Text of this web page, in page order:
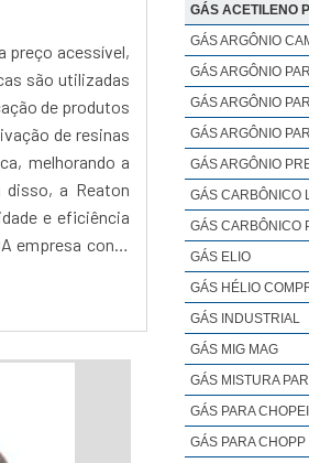
preço acessível,
são utilizadas
de produtos
de resinas
melhorando a
a Reaton
e eficiência
empresa conta
garantindo a
oferece preços
atender às
no mercado, a
eficientes e
de resinas
GÁS ACETILENO
GÁS ARGÔNIO
GÁS ARGÔNIO
GÁS ARGÔNIO
GÁS ARGÔNIO
GÁS ARGÔNIO
GÁS CARBÔNICO
GÁS CARBÔNICO
GÁS ELIO
GÁS HÉLIO
GÁS INDUSTRIAL
GÁS MIG MAG
GÁS MISTURA
GÁS PARA
GÁS PARA CHOPP